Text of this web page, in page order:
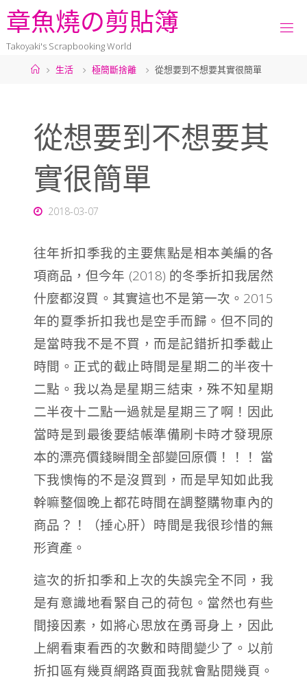
章魚燒の剪貼簿
Takoyaki's Scrapbooking World
生活
極簡斷捨離 從想要到不想要其實很簡單
從想要到不想要其
實很簡單
2018-03-07
往年折扣季我的主要焦點是相本美編的各
項商品，但今年 (2018) 的冬季折扣我居然
什麼都沒買。其實這也不是第一次。2015
年的夏季折扣我也是空手而歸。但不同的
是當時我不是不買，而是記錯折扣季截止
時間。正式的截止時間是星期二的半夜十
二點。我以為是星期三結束，殊不知星期
二半夜十二點一過就是星期三了啊！因此
當時是到最後要結帳準備刷卡時才發現原
本的漂亮價錢瞬間全部變回原價！！！ 當
下我懊悔的不是沒買到，而是早知如此我
幹嘛整個晚上都花時間在調整購物車內的
商品？！（捶心肝）時間是我很珍惜的無
形資產。
這次的折扣季和上次的失誤完全不同，我
是有意識地看緊自己的荷包。當然也有些
間接因素，如將心思放在勇哥身上，因此
上網看東看西的次數和時間變少了。以前
折扣區有幾頁網路頁面我就會點閱幾頁。